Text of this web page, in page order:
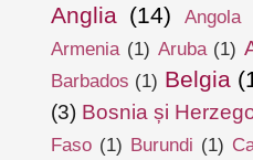
Anglia (14) Angola
Armenia (1) Aruba (1)
Barbados (1) Belgia
(3) Bosnia și
Faso (1) Burundi (1)